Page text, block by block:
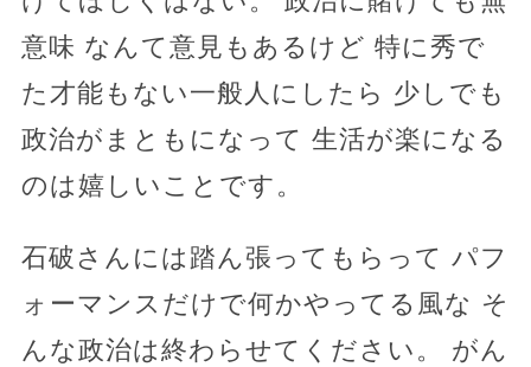
意味 なんて意見もあるけど 特に秀で
た才能もない一般人にしたら 少しでも
政治がまともになって 生活が楽になる
のは嬉しいことです。
石破さんには踏ん張ってもらって パフ
ォーマンスだけで何かやってる風な そ
んな政治は終わらせてください。 がん